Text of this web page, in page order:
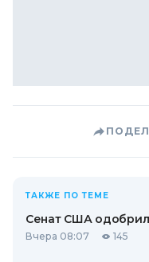
ТАКЖЕ ПО ТЕМЕ
Сенат США
Вчера 08:07 145